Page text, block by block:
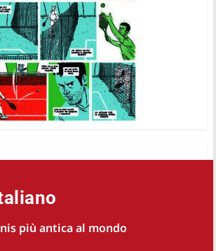
più antica al mondo